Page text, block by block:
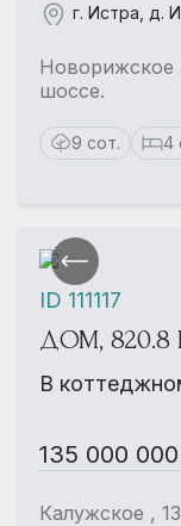
г. Истра, д.
шоссе.
9 сот. 4
ДОМ, 820.8
В
135 000
Калужское ,
ID 111117